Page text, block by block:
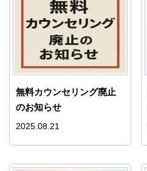
無料カウンセリング廃止
のお知らせ
2025.08.21